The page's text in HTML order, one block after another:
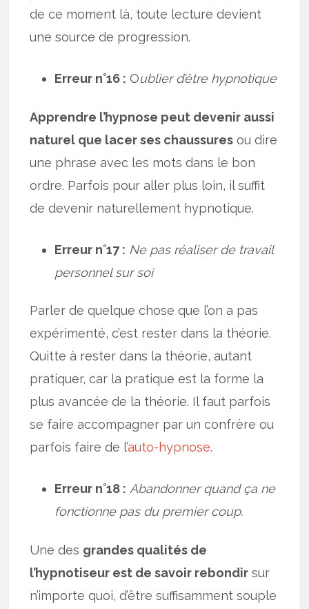
de ce moment là, toute lecture devient
une source de progression.
Erreur n°16 : Oublier d’être hypnotique
Apprendre l’hypnose peut devenir aussi
naturel que lacer ses chaussures ou dire
une phrase avec les mots dans le bon
ordre. Parfois pour aller plus loin, il suffit
de devenir naturellement hypnotique.
Erreur n°17 : Ne pas réaliser de travail
personnel sur soi
Parler de quelque chose que l’on a pas
expérimenté, c’est rester dans la théorie.
Quitte à rester dans la théorie, autant
pratiquer, car la pratique est la forme la
plus avancée de la théorie. Il faut parfois
se faire accompagner par un confrère ou
parfois faire de l’auto-hypnose.
Erreur n°18 : Abandonner quand ça ne
fonctionne pas du premier coup.
Une des grandes qualités de
l’hypnotiseur est de savoir rebondir sur
n’importe quoi, d’être suffisamment souple